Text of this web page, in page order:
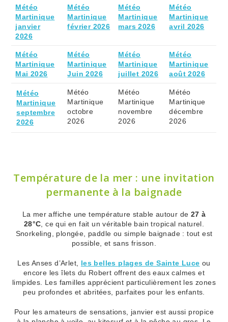
Météo
Martinique
janvier
2026
Météo
Martinique
février 2026
Météo
Martinique
mars 2026
Météo
Martinique
avril 2026
Météo
Martinique
Mai 2026
Météo
Martinique
Juin 2026
Météo
Martinique
juillet 2026
Météo
Martinique
août 2026
Météo
Martinique
septembre
2026
Météo
Martinique
octobre
2026
Météo
Martinique
novembre
2026
Météo
Martinique
décembre
2026
Température de la mer : une invitation
permanente à la baignade
La mer affiche une température stable autour de 27 à
28°C, ce qui en fait un véritable bain tropical naturel.
Snorkeling, plongée, paddle ou simple baignade : tout est
possible, et sans frisson.
Les Anses d’Arlet, les belles plages de Sainte Luce ou
encore les îlets du Robert offrent des eaux calmes et
limpides. Les familles apprécient particulièrement les zones
peu profondes et abritées, parfaites pour les enfants.
Pour les amateurs de sensations, janvier est aussi propice